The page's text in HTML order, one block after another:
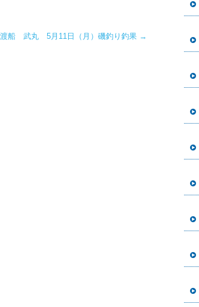
渡船 武丸 5月11日（月）磯釣り釣果 →